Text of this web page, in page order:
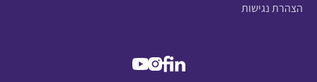
הצהרת נגישות